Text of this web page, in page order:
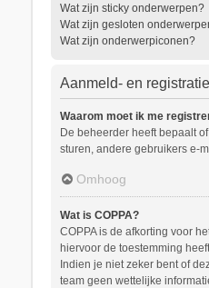
Wat zijn sticky onderwerpen?
Wat zijn gesloten
Wat zijn onderwerpiconen?
Aanmeld- en
Waarom moet ik me
De beheerder heeft bepaalt
sturen, andere gebruikers e-
Omhoog
Wat is COPPA?
COPPA is de afkorting voor
hiervoor de toestemming
Indien je niet zeker bent of
team geen wettelijke